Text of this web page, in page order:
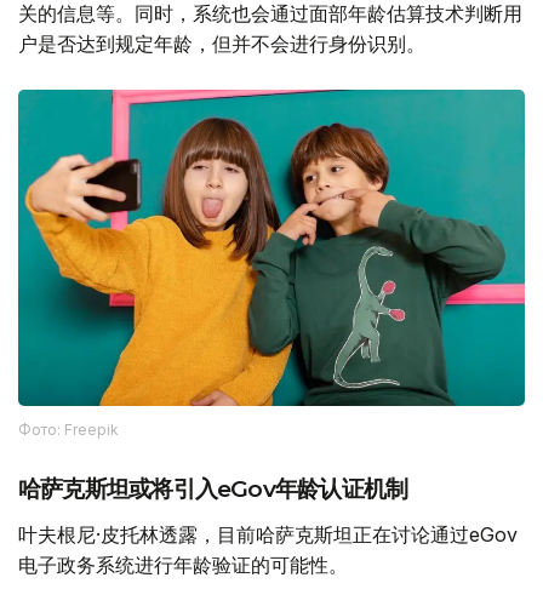
关的信息等。同时，系统也会通过面部年龄估算技术判断用
户是否达到规定年龄，但并不会进行身份识别。
Фото: Freepik
哈萨克斯坦或将引入eGov年龄认证机制
叶夫根尼·皮托林透露，目前哈萨克斯坦正在讨论通过eGov
电子政务系统进行年龄验证的可能性。